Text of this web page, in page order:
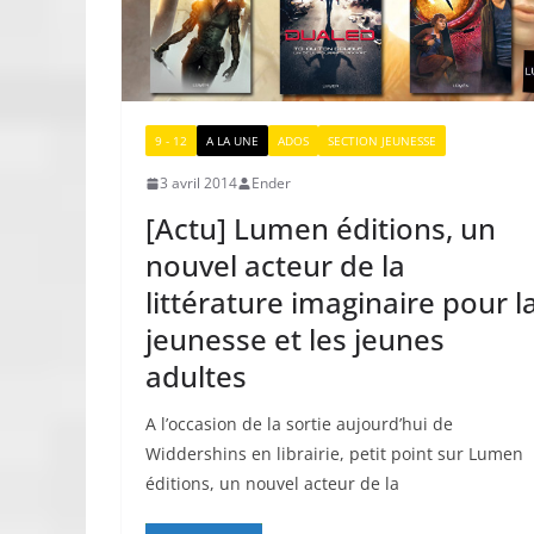
9 - 12 A LA UNE ADOS SECTION JEUNESSE
3 avril 2014 Ender
[Actu] Lumen éditions, un
nouvel acteur de la
littérature imaginaire pour
jeunesse et les jeunes
adultes
A l’occasion de la sortie aujourd’hui de
Widdershins en librairie, petit point sur Lumen
éditions, un nouvel acteur de la